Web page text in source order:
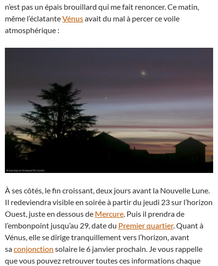
n’est pas un épais brouillard qui me fait renoncer. Ce matin,
même l’éclatanteVénusavait du mal à percer ce voile
atmosphérique :
À ses côtés, le fin croissant, deux jours avant la Nouvelle Lune.
Il redeviendra visible en soirée à partir du jeudi 23 sur l’horizon
Ouest, juste en dessous de Mercure . Puis il prendra de
l’embonpoint jusqu’au 29, date du Premier quartier. Quant à
Vénus, elle se dirige tranquillement vers l’horizon, avant
saconjonction solaire le 6 janvier prochain. Je vous rappelle
que vous pouvez retrouver toutes ces informations chaque